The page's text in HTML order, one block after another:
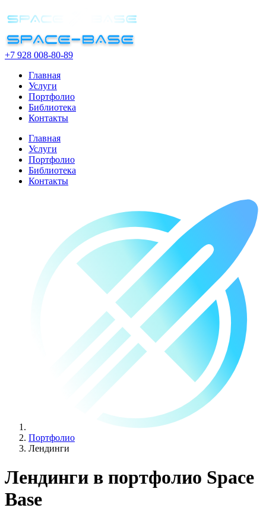
+7 928 008-80-89
Главная
Услуги
Портфолио
Библиотека
Контакты
Главная
Услуги
Портфолио
Библиотека
Контакты
Портфолио
Лендинги
Лендинги в портфолио Space
Base